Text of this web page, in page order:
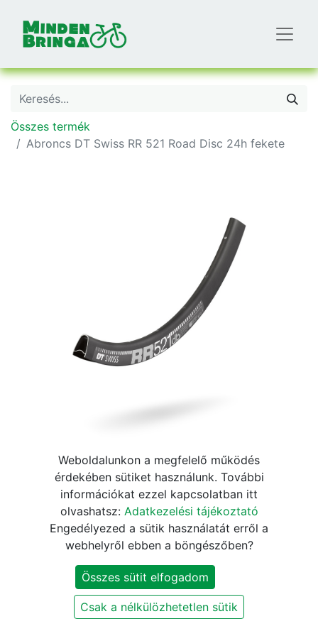
Összes termék
Abroncs DT Swiss RR 521 Road Disc 24h fekete
Abroncs DT Swiss RR 521
Road Disc 24h fekete
33.660Ft 39.600Ft
KOSÁRBA
DT Swiss
Weboldalunkon a megfelelő működés
érdekében sütiket használunk. További
információkat ezzel kapcsolatban itt
olvashatsz: Adatkezelési tájékoztató
Engedélyezed a sütik használatát erről a
webhelyről ebben a böngészőben?
Összes sütit elfogadom
Csak a nélkülözhetetlen sütik